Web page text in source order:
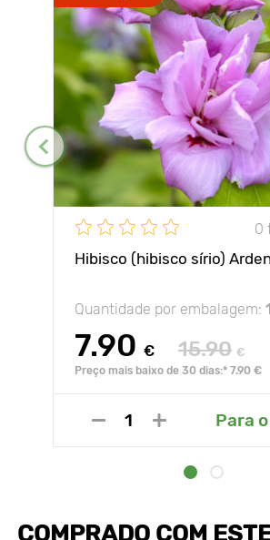
0
Hibisco (hibisco sírio)
Quantidade por embalagem:
7.90 € 15.90 €
Preço mais baixo de 30 dias:* 7.90 €
Para
COMPRADO COM